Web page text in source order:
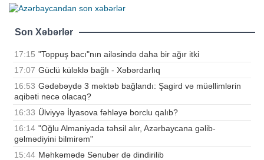
Son Xəbərlər
17:15 "Toppuş bacı"nın ailəsində daha bir ağır itki
17:07 Güclü küləklə bağlı - Xəbərdarlıq
16:53 Gədəbəydə 3 məktəb bağlandı: Şagird və müəllimlərin
aqibəti necə olacaq?
16:33 Ülviyyə İlyasova fəhləyə borclu qalıb?
16:14 "Oğlu Almaniyada təhsil alır, Azərbaycana gəlib-
gəlmədiyini bilmirəm"
15:44 Məhkəmədə Sənubər də dindirilib